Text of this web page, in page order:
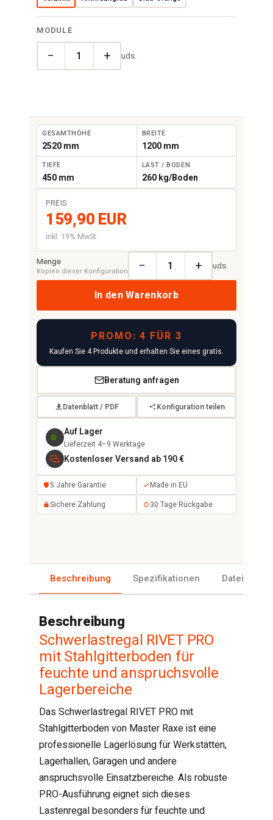
MODULE
− + uds.
GESAMTHÖHE
2520 mm
BREITE
1200 mm
TIEFE
450 mm
LAST / BODEN
260 kg/Boden
PREIS
159,90 EUR
inkl. 19% MwSt.
Menge
Kopien dieser Konfiguration − + uds.
In den Warenkorb
PROMO: 4 FÜR 3
Kaufen Sie 4 Produkte und erhalten Sie eines gratis.
Beratung anfragen
Datenblatt / PDF Konfiguration teilen
Auf Lager
Lieferzeit 4–9 Werktage
Kostenloser Versand ab 190 €
5 Jahre Garantie
Made in EU
Sichere Zahlung
30 Tage Rückgabe
Beschreibung Spezifikationen Dateien
Beschreibung
Schwerlastregal RIVET PRO
mit Stahlgitterboden für
feuchte und anspruchsvolle
Lagerbereiche
Das Schwerlastregal RIVET PRO mit
Stahlgitterboden von Master Raxe ist eine
professionelle Lagerlösung für Werkstätten,
Lagerhallen, Garagen und andere
anspruchsvolle Einsatzbereiche. Als robuste
PRO-Ausführung eignet sich dieses
Lastenregal besonders für feuchte und